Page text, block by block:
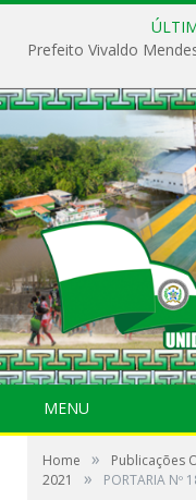
MENU
Home » Publicações
2021
» PORTARIA Nº